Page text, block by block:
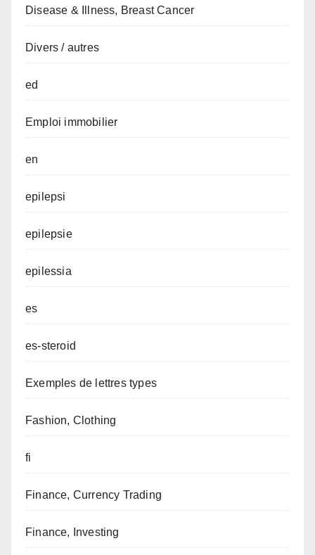
Disease & Illness, Breast Cancer
Divers / autres
ed
Emploi immobilier
en
epilepsi
epilepsie
epilessia
es
es-steroid
Exemples de lettres types
Fashion, Clothing
fi
Finance, Currency Trading
Finance, Investing